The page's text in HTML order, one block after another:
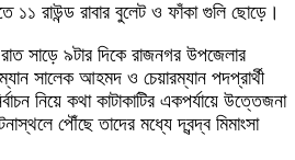
১১ রাউন্ড রাবার বুলেট ও ফাঁকা গুলি ছোড়ে।
সাড়ে ৯টার দিকে রাজনগর উপজেলার
সালেক আহমদ ও চেয়ারম্যান পদপ্রার্থী
নিয়ে কথা কাটাকাটির একপর্যায়ে উত্তেজনা
পৌঁছে তাদের মধ্যে দ্বন্দ্ব মিমাংসা